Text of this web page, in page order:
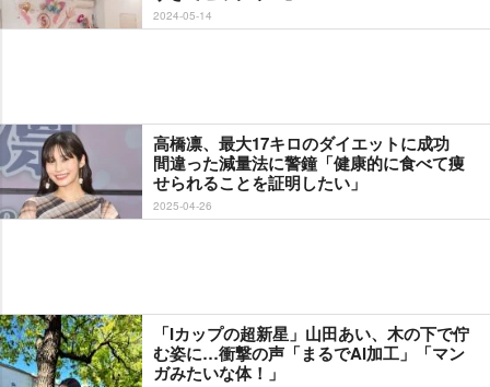
2024-05-14
高橋凛、最大17キロのダイエットに成功
間違った減量法に警鐘「健康的に食べて痩
せられることを証明したい」
2025-04-26
「Iカップの超新星」山田あい、木の下で佇
む姿に…衝撃の声「まるでAI加工」「マン
ガみたいな体！」